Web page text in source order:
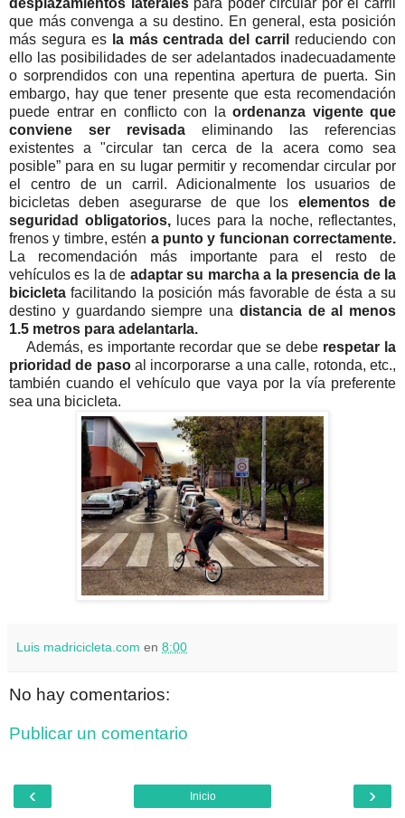
que más convenga a su destino. En general, esta posición
más segura es la más centrada del carril reduciendo con
ello las posibilidades de ser adelantados inadecuadamente
o sorprendidos con una repentina apertura de puerta. Sin
embargo, hay que tener presente que esta recomendación
puede entrar en conflicto con la ordenanza vigente que
conviene ser revisada eliminando las referencias
existentes a "circular tan cerca de la acera como sea
posible” para en su lugar permitir y recomendar circular por
el centro de un carril. Adicionalmente
los usuarios
de
bicicletas
deben asegurarse de que los elementos de
seguridad obligatorios,
luces para la noche, reflectantes,
frenos y timbre, estén a punto y funcionan correctamente.
La recomendación más importante para el resto
de
vehículos es la de adaptar su marcha a la presencia de la
bicicletafacilitando la posición más favorable de ésta a su
destino y guardando siempre una distancia de al menos
1.5 metros para adelantarla.
Además, es importante recordar que se debe respetar la
prioridad de paso al incorporarse a una calle, rotonda, etc.,
también cuando el vehículo que vaya por la vía preferente
sea una bicicleta.
Luis madricicleta.com en 8:00
No hay comentarios:
Publicar un comentario
‹ ›
Inicio